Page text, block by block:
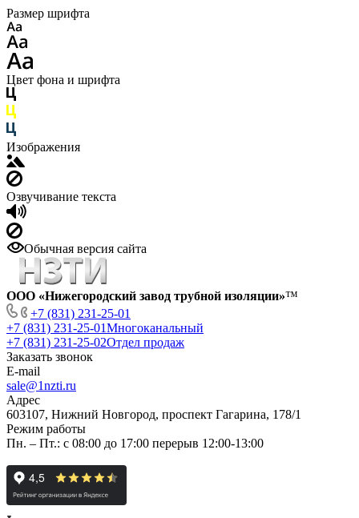
Размер шрифта
Цвет фона и шрифта
Изображения
Озвучивание текста
Обычная версия сайта
ООО «Нижегородский завод трубной изоляции»™
+7 (831) 231-25-01
+7 (831) 231-25-01Многоканальный
+7 (831) 231-25-02Отдел продаж
Заказать звонок
E-mail
sale@1nzti.ru
Адрес
603107, Нижний Новгород, проспект Гагарина, 178/1
Режим работы
Пн. – Пт.: с 08:00 до 17:00 перерыв 12:00-13:00